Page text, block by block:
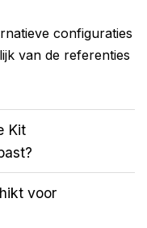
configuraties
van de referenties
Kit
voor